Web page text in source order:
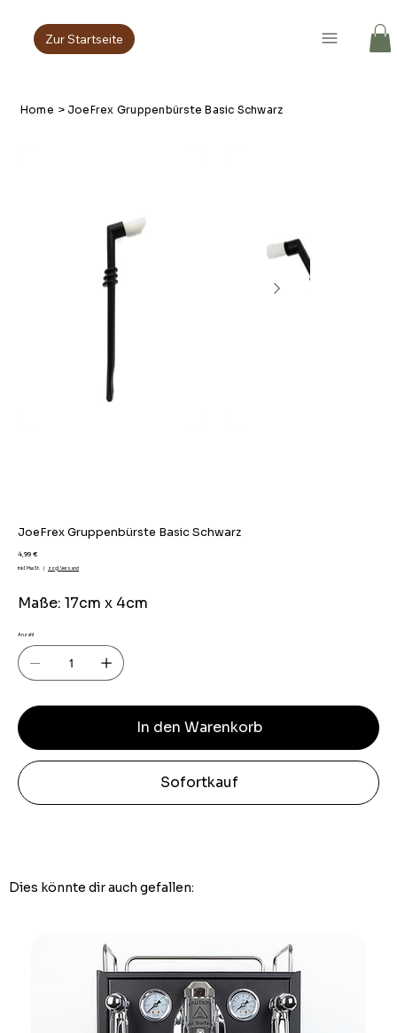
Zur Startseite
Home > JoeFrex Gruppenbürste Basic Schwarz
JoeFrex Gruppenbürste Basic Schwarz
Preis
4,99 €
inkl. MwSt. zzgl. Versand
Maße: 17cm x 4cm
Anzahl
In den Warenkorb
Sofortkauf
Dies könnte dir auch gefallen: